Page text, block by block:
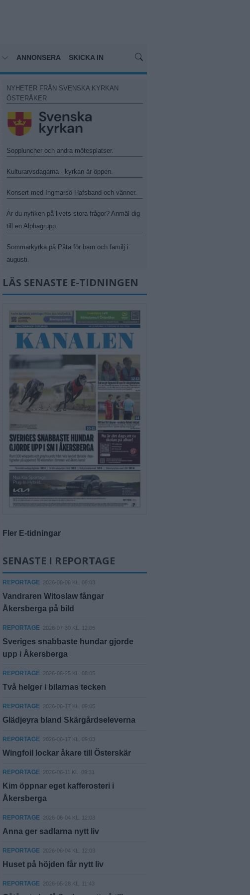
ANNONSERA SKICKA IN
NYHETER FRÅN SVENSKA KYRKAN
ÖSTERÅKER
Soppluncher och andra mötesplatser.
Kulturarvsdagarna - kyrkan är öppen.
Konsert med Ingmarsö Hafsband och vänner.
Är du nyfiken på livets stora frågor? Anmäl dig
till en Alphagrupp.
Sommarkyrka på Påta för barn och familj i
augusti.
LÄS SENASTE E-TIDNINGEN
Fler E-tidningar
SENASTE I REPORTAGE
REPORTAGE 2026-08-06 KL. 08:03
Vandraren Witoslaw fångar
Åkersberga på bild
REPORTAGE 2026-07-30 KL. 12:05
Sveriges snabbaste hundar gjorde
upp i Åkersberga
REPORTAGE 2026-06-25 KL. 08:05
Två helger i bilarnas tecken
REPORTAGE 2026-06-17 KL. 09:05
Glädjeyra bland Skärgårdseleverna
REPORTAGE 2026-06-17 KL. 09:03
Wingfoil lockar åkare till Österskär
REPORTAGE 2026-06-11 KL. 09:31
Kim öppnar eget kafferosteri i
Åkersberga
REPORTAGE 2026-06-04 KL. 12:03
Anna ger sadlarna nytt liv
REPORTAGE 2026-06-04 KL. 12:03
Huset på höjden får nytt liv
REPORTAGE 2026-05-28 KL. 11:43